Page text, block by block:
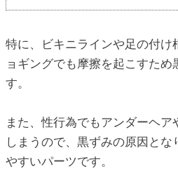
特に、ビキニラインや足の付け
ョギングでも摩擦を起こすため
す。
また、性行為でもアンダーヘア
しまうので、黒ずみの原因と
やすいパーツです。